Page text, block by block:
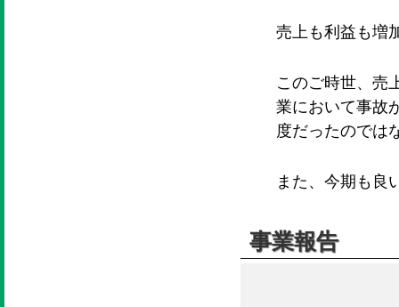
売上も利益も増
このご時世、売
業において事故
度だったのでは
また、今期も良
事業報告